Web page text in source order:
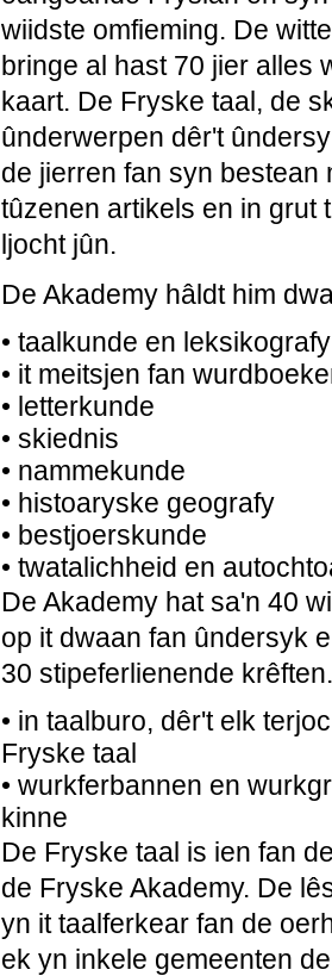
wiidste omfieming. De
bringe al hast 70 jier alles
kaart. De Fryske taal, de
ûnderwerpen dêr't
de jierren fan syn
tûzenen artikels en in grut
ljocht jûn.
De Akademy hâldt him
• taalkunde en leksikografy
• it meitsjen fan
• letterkunde
• skiednis
• nammekunde
• histoaryske geografy
• bestjoerskunde
• twatalichheid en
De Akademy hat sa'n 40
op it dwaan fan ûndersyk
30 stipeferlienende
• in taalburo, dêr't elk
Fryske taal
• wurkferbannen en
kinne
De Fryske taal is ien fan
de Fryske Akademy. De
yn it taalferkear fan de
ek yn inkele gemeenten